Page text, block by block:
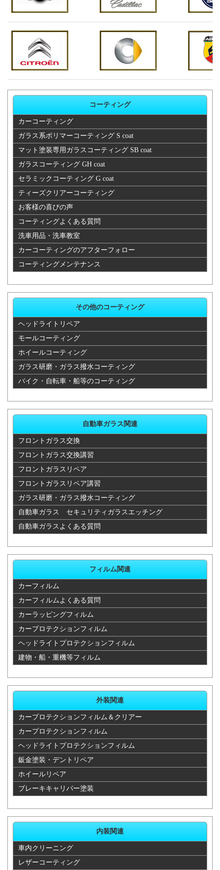
アルファー
44,000 42,900 22,880 85,800
アルファー
ド
42,900 85,800
ドハイブリ
55,000 42,900 28,600 85,800
アレックス 35,200
イスト 35,200 35,750 22,880
イプサム 44,000 42,900 22,880 85,800
ウィッシュ 44,000 42,900
ウィンダム 35,200 35,750 22,880 71,500
エスクァイ
ア
49,500 42,900 22,880 85,800
エスティマ 44,000 42,900 22,880 85,800
オーリス 35,200 35,750 22,880 71,500
オリジン 44,000
ヴァンガー
ド
44,000 35,750
イア
42,900
ヴェルファ
イア
55,000 42,900 28,600 85,800
ヴェルファ
イアハイブ
リッド
44,000 42,900 22,880 85,800
イアハイブ
55,000 42,900 22,880 85,800
ヴェロッサ 37,400 35,750 22,880 71,500
ヴォクシー 49,500
ヴォルツ 38,500 35,750 22,880 71,500
シア
37,400 35,750
カムリカム
リグラシア
ステーショ
ンワゴン
44,000
カムリカム
リグラシア
37,400 35,750 22,880 71,500
カリーナ 37,400 35,750 22,880 71,500
コーティング
カーコーティング
ガラス系ポリマーコーティング S coat
マット塗装専用ガラスコーティング SB coat
ガラスコーティング GH coat
セラミックコーティング G coat
ティーズクリアーコーティング
お客様の喜びの声
コーティングよくある質問
洗車用品・洗車教室
カーコーティングのアフターフォロー
コーティングメンテナンス
その他のコーティング
ヘッドライトリペア
モールコーティング
ホイールコーティング
ガラス研磨・ガラス撥水コーティング
バイク・自転車・船等のコーティング
自動車ガラス関連
フロントガラス交換
フロントガラス交換講習
フロントガラスリペア
フロントガラスリペア講習
ガラス研磨・ガラス撥水コーティング
自動車ガラス セキュリティガラスエッチング
自動車ガラスよくある質問
フィルム関連
カーフィルム
カーフィルムよくある質問
カーラッピングフィルム
カープロテクションフィルム
ヘッドライトプロテクションフィルム
建物・船・重機等フィルム
外装関連
カープロテクションフィルム＆クリアー
カープロテクションフィルム
ヘッドライトプロテクションフィルム
鈑金塗装・デントリペア
ホイールリペア
ブレーキキャリパー塗装
内装関連
車内クリーニング
レザーコーティング